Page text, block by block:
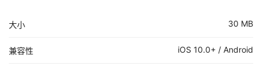
大小 30 MB
兼容性 iOS 10.0+ / Android